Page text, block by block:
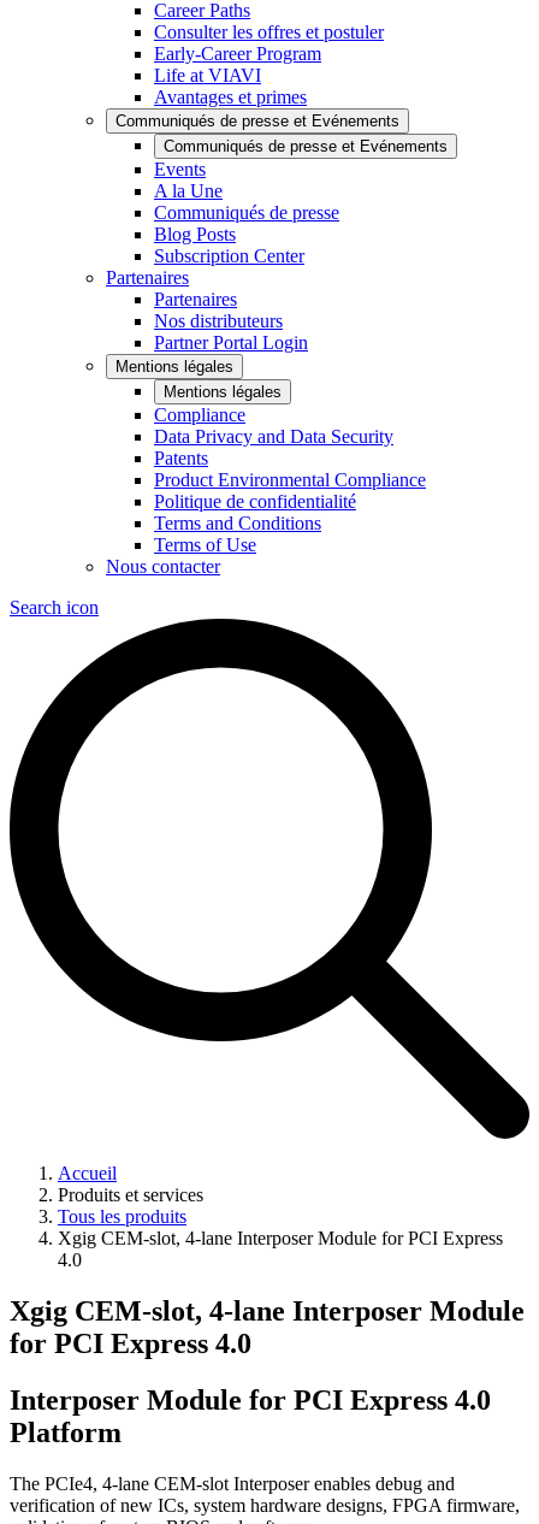
Career Paths
Consulter les offres et postuler
Early-Career Program
Life at VIAVI
Avantages et primes
Communiqués de presse et Evénements
Communiqués de presse et Evénements
Events
A la Une
Communiqués de presse
Blog Posts
Subscription Center
Partenaires
Partenaires
Nos distributeurs
Partner Portal Login
Mentions légales
Mentions légales
Compliance
Data Privacy and Data Security
Patents
Product Environmental Compliance
Politique de confidentialité
Terms and Conditions
Terms of Use
Nous contacter
Search icon
Accueil
Produits et services
Tous les produits
Xgig CEM-slot, 4-lane Interposer Module for PCI Express
4.0
Xgig CEM-slot, 4-lane Interposer Module
for PCI Express 4.0
Interposer Module for PCI Express 4.0
Platform
The PCIe4, 4-lane CEM-slot Interposer enables debug and
verification of new ICs, system hardware designs, FPGA firmware,